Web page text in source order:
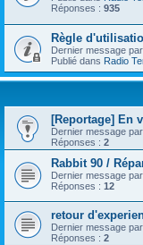
Réponses : 935
Règle
Dernier message par
Publié dans Radio
[Reportage] En
Dernier message par
Réponses : 2
Rabbit 90 /
Dernier message par
Réponses : 12
retour
Dernier message par
Réponses : 2